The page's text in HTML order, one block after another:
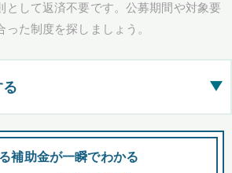
として返済不要です。公募期間や対象要
た制度を探しましょう。
▶
補助金が一瞬でわかる